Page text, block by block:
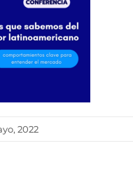
2022